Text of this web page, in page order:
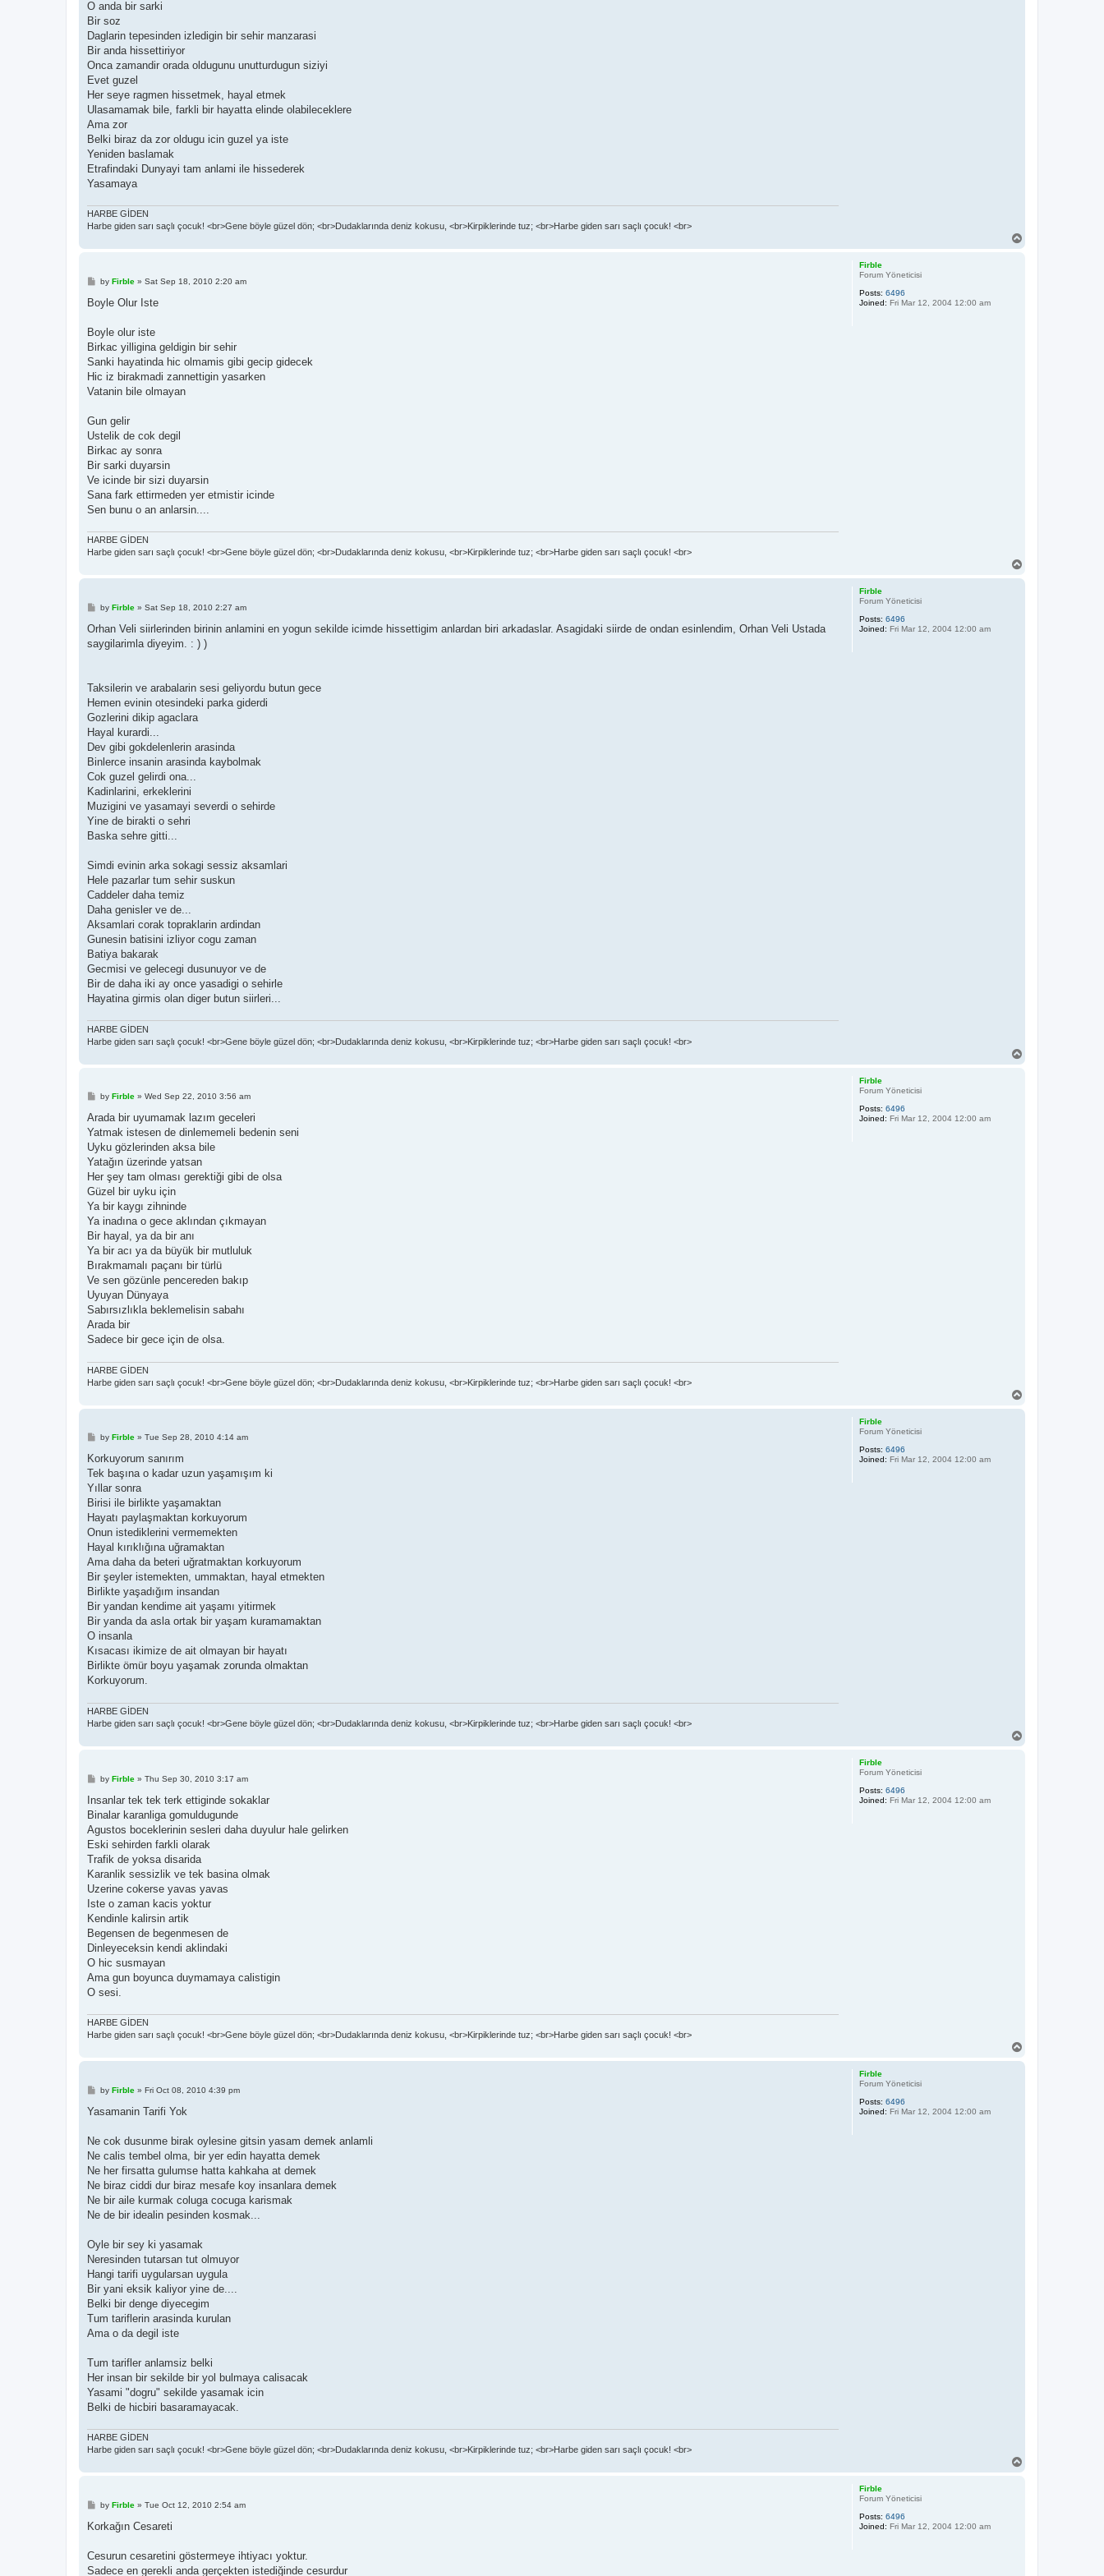
O anda bir sarki
Bir soz
Daglarin tepesinden izledigin bir sehir manzarasi
Bir anda hissettiriyor
Onca zamandir orada oldugunu unutturdugun siziyi
Evet guzel
Her seye ragmen hissetmek, hayal etmek
Ulasamamak bile, farkli bir hayatta elinde olabileceklere
Ama zor
Belki biraz da zor oldugu icin guzel ya iste
Yeniden baslamak
Etrafindaki Dunyayi tam anlami ile hissederek
Yasamaya
HARBE GİDEN
Harbe giden sarı saçlı çocuk! <br>Gene böyle güzel dön; <br>Dudaklarında deniz kokusu, <br>Kirpiklerinde tuz; <br>Harbe giden sarı saçlı çocuk! <br>
Firble
Forum Yöneticisi
Posts: 6496
Joined: Fri Mar 12, 2004 12:00 am
P
s
by Firble» Sat Sep 18, 2010 2:20 am
Boyle Olur Iste
Boyle olur iste
Birkac yilligina geldigin bir sehir
Sanki hayatinda hic olmamis gibi gecip gidecek
Hic iz birakmadi zannettigin yasarken
Vatanin bile olmayan
Gun gelir
Ustelik de cok degil
Birkac ay sonra
Bir sarki duyarsin
Ve icinde bir sizi duyarsin
Sana fark ettirmeden yer etmistir icinde
Sen bunu o an anlarsin....
HARBE GİDEN
Harbe giden sarı saçlı çocuk! <br>Gene böyle güzel dön; <br>Dudaklarında deniz kokusu, <br>Kirpiklerinde tuz; <br>Harbe giden sarı saçlı çocuk! <br>
Firble
Forum Yöneticisi
Posts: 6496
Joined: Fri Mar 12, 2004 12:00 am
P
s
by Firble» Sat Sep 18, 2010 2:27 am
Orhan Veli siirlerinden birinin anlamini en yogun sekilde icimde hissettigim anlardan biri arkadaslar. Asagidaki siirde de ondan esinlendim, Orhan Veli Ustada
saygilarimla diyeyim. : ) )
Taksilerin ve arabalarin sesi geliyordu butun gece
Hemen evinin otesindeki parka giderdi
Gozlerini dikip agaclara
Hayal kurardi...
Dev gibi gokdelenlerin arasinda
Binlerce insanin arasinda kaybolmak
Cok guzel gelirdi ona...
Kadinlarini, erkeklerini
Muzigini ve yasamayi severdi o sehirde
Yine de birakti o sehri
Baska sehre gitti...
Simdi evinin arka sokagi sessiz aksamlari
Hele pazarlar tum sehir suskun
Caddeler daha temiz
Daha genisler ve de...
Aksamlari corak topraklarin ardindan
Gunesin batisini izliyor cogu zaman
Batiya bakarak
Gecmisi ve gelecegi dusunuyor ve de
Bir de daha iki ay once yasadigi o sehirle
Hayatina girmis olan diger butun siirleri...
HARBE GİDEN
Harbe giden sarı saçlı çocuk! <br>Gene böyle güzel dön; <br>Dudaklarında deniz kokusu, <br>Kirpiklerinde tuz; <br>Harbe giden sarı saçlı çocuk! <br>
Firble
Forum Yöneticisi
Posts: 6496
Joined: Fri Mar 12, 2004 12:00 am
P
s
by Firble» Wed Sep 22, 2010 3:56 am
Arada bir uyumamak lazım geceleri
Yatmak istesen de dinlememeli bedenin seni
Uyku gözlerinden aksa bile
Yatağın üzerinde yatsan
Her şey tam olması gerektiği gibi de olsa
Güzel bir uyku için
Ya bir kaygı zihninde
Ya inadına o gece aklından çıkmayan
Bir hayal, ya da bir anı
Ya bir acı ya da büyük bir mutluluk
Bırakmamalı paçanı bir türlü
Ve sen gözünle pencereden bakıp
Uyuyan Dünyaya
Sabırsızlıkla beklemelisin sabahı
Arada bir
Sadece bir gece için de olsa.
HARBE GİDEN
Harbe giden sarı saçlı çocuk! <br>Gene böyle güzel dön; <br>Dudaklarında deniz kokusu, <br>Kirpiklerinde tuz; <br>Harbe giden sarı saçlı çocuk! <br>
Firble
Forum Yöneticisi
Posts: 6496
Joined: Fri Mar 12, 2004 12:00 am
P
s
by Firble» Tue Sep 28, 2010 4:14 am
Korkuyorum sanırım
Tek başına o kadar uzun yaşamışım ki
Yıllar sonra
Birisi ile birlikte yaşamaktan
Hayatı paylaşmaktan korkuyorum
Onun istediklerini vermemekten
Hayal kırıklığına uğramaktan
Ama daha da beteri uğratmaktan korkuyorum
Bir şeyler istemekten, ummaktan, hayal etmekten
Birlikte yaşadığım insandan
Bir yandan kendime ait yaşamı yitirmek
Bir yanda da asla ortak bir yaşam kuramamaktan
O insanla
Kısacası ikimize de ait olmayan bir hayatı
Birlikte ömür boyu yaşamak zorunda olmaktan
Korkuyorum.
HARBE GİDEN
Harbe giden sarı saçlı çocuk! <br>Gene böyle güzel dön; <br>Dudaklarında deniz kokusu, <br>Kirpiklerinde tuz; <br>Harbe giden sarı saçlı çocuk! <br>
Firble
Forum Yöneticisi
Posts: 6496
Joined: Fri Mar 12, 2004 12:00 am
P
s
by Firble» Thu Sep 30, 2010 3:17 am
Insanlar tek tek terk ettiginde sokaklar
Binalar karanliga gomuldugunde
Agustos boceklerinin sesleri daha duyulur hale gelirken
Eski sehirden farkli olarak
Trafik de yoksa disarida
Karanlik sessizlik ve tek basina olmak
Uzerine cokerse yavas yavas
Iste o zaman kacis yoktur
Kendinle kalirsin artik
Begensen de begenmesen de
Dinleyeceksin kendi aklindaki
O hic susmayan
Ama gun boyunca duymamaya calistigin
O sesi.
HARBE GİDEN
Harbe giden sarı saçlı çocuk! <br>Gene böyle güzel dön; <br>Dudaklarında deniz kokusu, <br>Kirpiklerinde tuz; <br>Harbe giden sarı saçlı çocuk! <br>
Firble
Forum Yöneticisi
Posts: 6496
Joined: Fri Mar 12, 2004 12:00 am
P
s
by Firble» Fri Oct 08, 2010 4:39 pm
Yasamanin Tarifi Yok
Ne cok dusunme birak oylesine gitsin yasam demek anlamli
Ne calis tembel olma, bir yer edin hayatta demek
Ne her firsatta gulumse hatta kahkaha at demek
Ne biraz ciddi dur biraz mesafe koy insanlara demek
Ne bir aile kurmak coluga cocuga karismak
Ne de bir idealin pesinden kosmak...
Oyle bir sey ki yasamak
Neresinden tutarsan tut olmuyor
Hangi tarifi uygularsan uygula
Bir yani eksik kaliyor yine de....
Belki bir denge diyecegim
Tum tariflerin arasinda kurulan
Ama o da degil iste
Tum tarifler anlamsiz belki
Her insan bir sekilde bir yol bulmaya calisacak
Yasami "dogru" sekilde yasamak icin
Belki de hicbiri basaramayacak.
HARBE GİDEN
Harbe giden sarı saçlı çocuk! <br>Gene böyle güzel dön; <br>Dudaklarında deniz kokusu, <br>Kirpiklerinde tuz; <br>Harbe giden sarı saçlı çocuk! <br>
Firble
Forum Yöneticisi
Posts: 6496
Joined: Fri Mar 12, 2004 12:00 am
P
s
by Firble» Tue Oct 12, 2010 2:54 am
Korkağın Cesareti
Cesurun cesaretini göstermeye ihtiyacı yoktur.
Sadece en gerekli anda gerçekten istediğinde cesurdur